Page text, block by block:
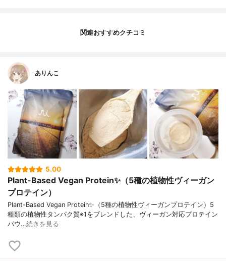
関連おすすめクチコミ
ありんこ
5.00
Plant-Based Vegan Protein✨（5種の植物性ヴィーガン
プロテイン）
Plant-Based Vegan Protein✨（5種の植物性ヴィーガンプロテイン）5
種類の植物性タンパク質※1をブレンドした、ヴィーガン対応プロテイン
パウ…続きを見る